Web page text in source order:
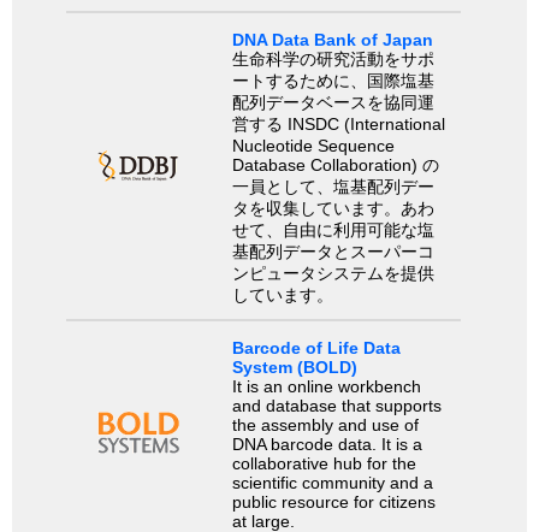
DNA Data Bank of Japan
生命科学の研究活動をサポ
ートするために、国際塩基
配列データベースを協同運
営する INSDC (International
Nucleotide Sequence
Database Collaboration) の
一員として、塩基配列デー
タを収集しています。あわ
せて、自由に利用可能な塩
基配列データとスーパーコ
ンピュータシステムを提供
しています。
Barcode of Life Data
System (BOLD)
It is an online workbench
and database that supports
the assembly and use of
DNA barcode data. It is a
collaborative hub for the
scientific community and a
public resource for citizens
at large.